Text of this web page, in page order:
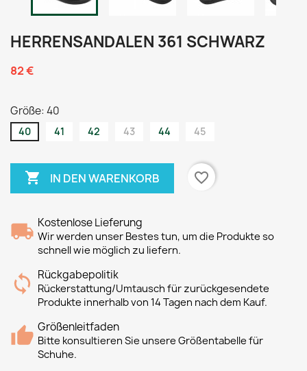
HERRENSANDALEN 361 SCHWARZ
82 €
Größe: 40
40 41 42 43 44 45
 IN DEN WARENKORB favorite_border
Kostenlose Lieferung
Wir werden unser Bestes tun, um die Produkte so
schnell wie möglich zu liefern.
Rückgabepolitik
Rückerstattung/Umtausch für zurückgesendete
Produkte innerhalb von 14 Tagen nach dem Kauf.
Größenleitfaden
Bitte konsultieren Sie unsere Größentabelle für
Schuhe.